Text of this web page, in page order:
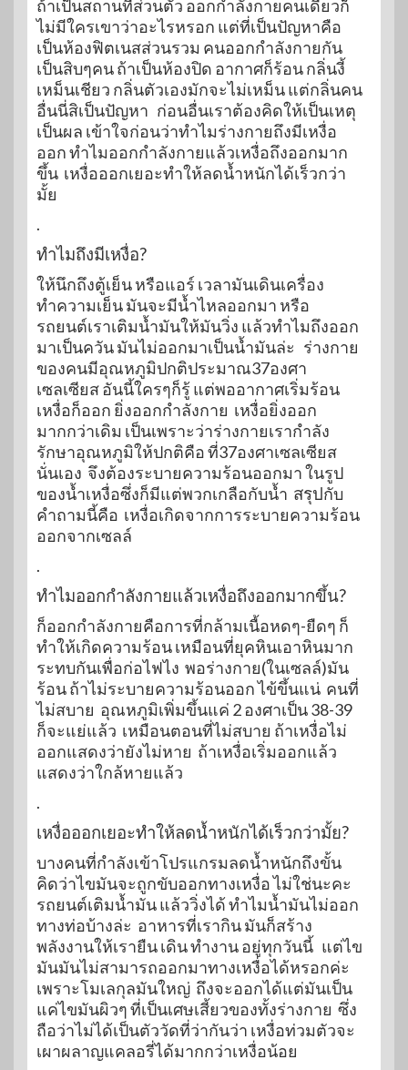
ถ้าเป็นสถานที่ส่วนตัว ออกกำลังกายคนเดียวก็
ไม่มีใครเขาว่าอะไรหรอก แต่ที่เป็นปัญหาคือ
เป็นห้องฟิตเนสส่วนรวม คนออกกำลังกายกัน
เป็นสิบๆคน ถ้าเป็นห้องปิด อากาศก็ร้อน กลิ่นงี้
เหม็นเชียว กลิ่นตัวเองมักจะไม่เหม็น แต่กลิ่นคน
อื่นนี่สิเป็นปัญหา ก่อนอื่นเราต้องคิดให้เป็นเหตุ
เป็นผล เข้าใจก่อนว่าทำไมร่างกายถึงมีเหงื่อ
ออก ทำไมออกกำลังกายแล้วเหงื่อถึงออกมาก
ขึ้น เหงื่อออกเยอะทำให้ลดน้ำหนักได้เร็วกว่า
มั้ย
.
ทำไมถึงมีเหงื่อ?
ให้นึกถึงตู้เย็น หรือแอร์ เวลามันเดินเครื่อง
ทำความเย็น มันจะมีน้ำไหลออกมา หรือ
รถยนต์เราเติมน้ำมันให้มันวิ่ง แล้วทำไมถึงออก
มาเป็นควัน มันไม่ออกมาเป็นน้ำมันล่ะ ร่างกาย
ของคนมีอุณหภูมิปกติประมาณ37องศา
เซลเซียส อันนี้ใครๆก็รู้ แต่พออากาศเริ่มร้อน
เหงื่อก็ออก ยิ่งออกกำลังกาย เหงื่อยิ่งออก
มากกว่าเดิม เป็นเพราะว่าร่างกายเรากำลัง
รักษาอุณหภูมิให้ปกติคือ ที่37องศาเซลเซียส
นั่นเอง จึงต้องระบายความร้อนออกมา ในรูป
ของน้ำเหงื่อซึ่งก็มีแต่พวกเกลือกับน้ำ สรุปกับ
คำถามนี้คือ เหงื่อเกิดจากการระบายความร้อน
ออกจากเซลล์
.
ทำไมออกกำลังกายแล้วเหงื่อถึงออกมากขึ้น?
ก็ออกกำลังกายคือการที่กล้ามเนื้อหดๆ-ยืดๆ ก็
ทำให้เกิดความร้อน เหมือนที่ยุคหินเอาหินมาก
ระทบกันเพื่อก่อไฟไง พอร่างกาย(ในเซลล์)มัน
ร้อน ถ้าไม่ระบายความร้อนออก ไข้ขึ้นแน่ คนที่
ไม่สบาย อุณหภูมิเพิ่มขึ้นแค่ 2 องศาเป็น 38-39
ก็จะแย่แล้ว เหมือนตอนที่ไม่สบาย ถ้าเหงื่อไม่
ออกแสดงว่ายังไม่หาย ถ้าเหงื่อเริ่มออกแล้ว
แสดงว่าใกล้หายแล้ว
.
เหงื่อออกเยอะทำให้ลดน้ำหนักได้เร็วกว่ามั้ย?
บางคนที่กำลังเข้าโปรแกรมลดน้ำหนักถึงขั้น
คิดว่าไขมันจะถูกขับออกทางเหงื่อ ไม่ใช่นะคะ
รถยนต์เติมน้ำมัน แล้ววิ่งได้ ทำไมน้ำมันไม่ออก
ทางท่อบ้างล่ะ อาหารที่เรากิน มันก็สร้าง
พลังงานให้เรายืน เดิน ทำงาน อยู่ทุกวันนี้ แต่ไข
มันมันไม่สามารถออกมาทางเหงื่อได้หรอกค่ะ
เพราะโมเลกุลมันใหญ่ ถึงจะออกได้แต่มันเป็น
แค่ไขมันผิวๆ ที่เป็นเศษเสี้ยวของทั้งร่างกาย ซึ่ง
ถือว่าไม่ได้เป็นตัววัดที่ว่ากันว่า เหงื่อท่วมตัวจะ
เผาผลาญแคลอรี่ได้มากกว่าเหงื่อน้อย